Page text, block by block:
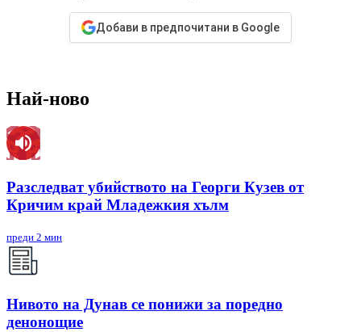
Добави в предпочитани в Google
Най-ново
Разследват убийството на Георги Кузев от
Кричим край Младежкия хълм
преди 2 мин
Нивото на Дунав се понижи за поредно
денонощие